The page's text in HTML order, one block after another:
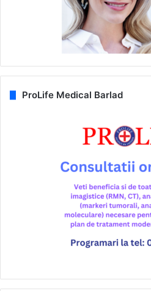
ProLife Medical Barlad